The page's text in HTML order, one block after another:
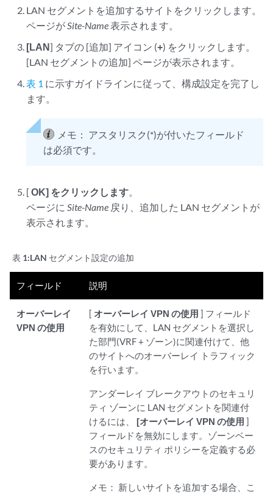
LAN セグメントを追加するサイトをクリックします。
ページがSite-Name表示されます。
[LAN] タブの [追加] アイコン (+) をクリックします。
[LAN セグメントの追加] ページが表示されます。
表 1 に示すガイドラインに従って、構成設定を完了し
ます。
メモ： アスタリスク(*)が付いたフィールド
は必須です。
[OK] をクリックします。
ページにSite-Name 戻り、追加した LAN セグメントが
表示されます。
表 1:LAN セグメント設定の追加
フィールド 説明
オーバーレイ
VPN の使用
[ オーバーレイ VPN の使用 ] フィールド
を有効にして、LAN セグメントを選択し
た部門(VRF + ゾーン)に関連付けて、他
のサイトへのオーバーレイ トラフィック
を行います。
アンダーレイ ブレークアウトのセキュリ
ティ ゾーンに LAN セグメントを関連付
けるには、[オーバーレイ VPN の使用 ]
フィールドを無効にします。ゾーンベー
スのセキュリティ ポリシーを定義する必
要があります。
メモ： 新しいサイトを追加する場合、こ